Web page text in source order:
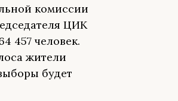
комиссии
ЦИК
457 человек.
жители
будет